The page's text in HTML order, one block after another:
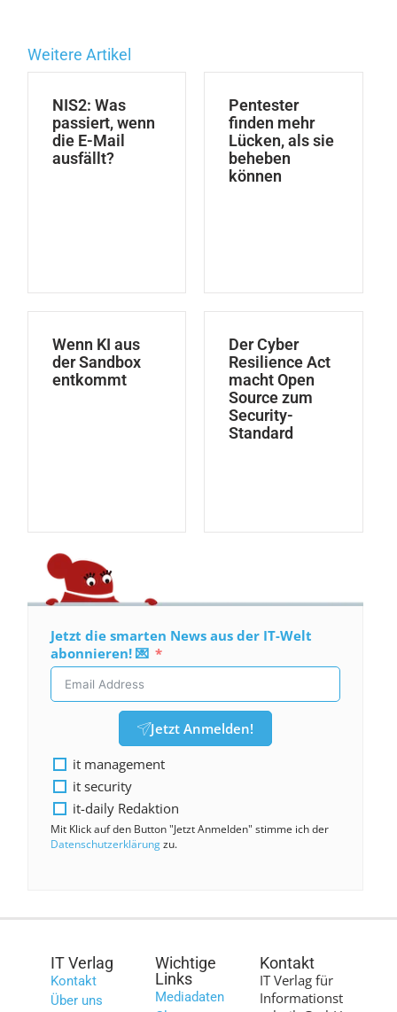
Weitere Artikel
NIS2: Was
passiert, wenn
die E-Mail
ausfällt?
Pentester
finden mehr
Lücken, als sie
beheben
können
Wenn KI aus
der Sandbox
entkommt
Der Cyber
Resilience Act
macht Open
Source zum
Security-
Standard
Jetzt die smarten News aus der IT-Welt
abonnieren! 💌
Jetzt Anmelden!
it management
it security
it-daily Redaktion
Mit Klick auf den Button "Jetzt Anmelden" stimme ich der
Datenschutzerklärungzu.
IT Verlag
Kontakt
Über uns
Wichtige
Links
Mediadaten
Kontakt
IT Verlag für
Informationst